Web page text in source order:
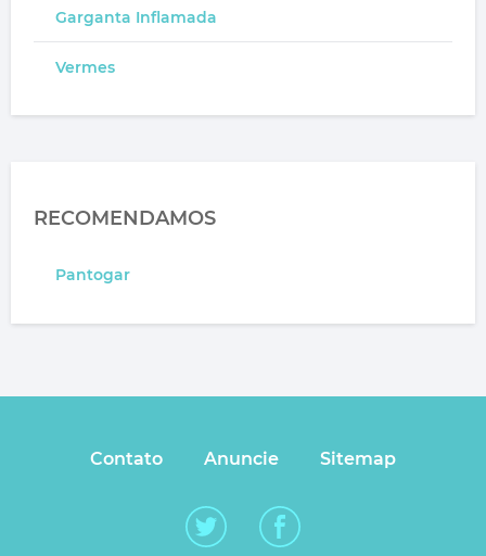
Garganta Inflamada
Vermes
RECOMENDAMOS
Pantogar
Contato Anuncie Sitemap